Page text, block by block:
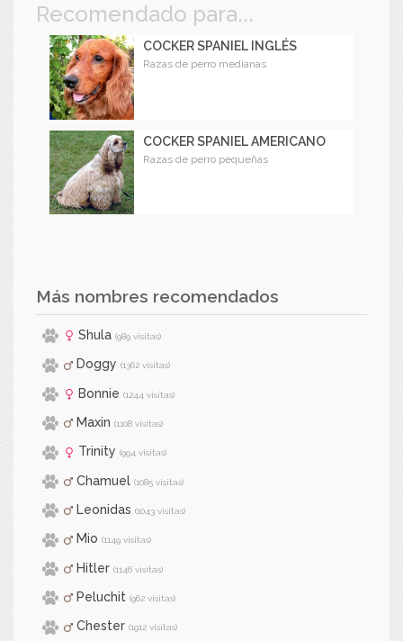
Recomendado para...
COCKER SPANIEL INGLÉS
Razas de perro medianas
COCKER SPANIEL AMERICANO
Razas de perro pequeñas
Más nombres recomendados
Shula (989 visitas)
Doggy (1362 visitas)
Bonnie (1244 visitas)
Maxin (1108 visitas)
Trinity (994 visitas)
Chamuel (1085 visitas)
Leonidas (1043 visitas)
Mio (1149 visitas)
Hitler (1146 visitas)
Peluchit (962 visitas)
Chester (1912 visitas)